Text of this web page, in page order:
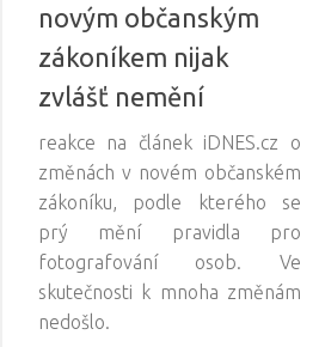
novým občanským
zákoníkem nijak
zvlášť nemění
reakce na článek iDNES.cz o
změnách v novém občanském
zákoníku, podle kterého se
prý mění pravidla pro
fotografování osob. Ve
skutečnosti k mnoha změnám
nedošlo.